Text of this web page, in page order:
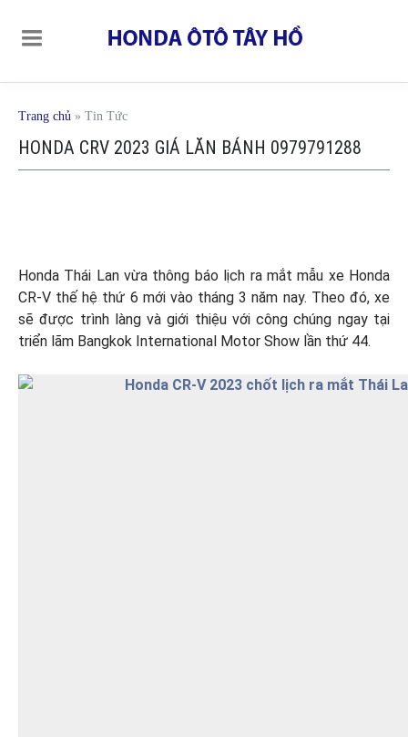
Trang chủ » Tin Tức
HONDA CRV 2023 GIÁ LĂN BÁNH 0979791288
Honda Thái Lan vừa thông báo lịch ra mắt mẫu xe Honda
CR-V thế hệ thứ 6 mới vào tháng 3 năm nay. Theo đó, xe
sẽ được trình làng và giới thiệu với công chúng ngay tại
triển lãm Bangkok International Motor Show lần thứ 44.